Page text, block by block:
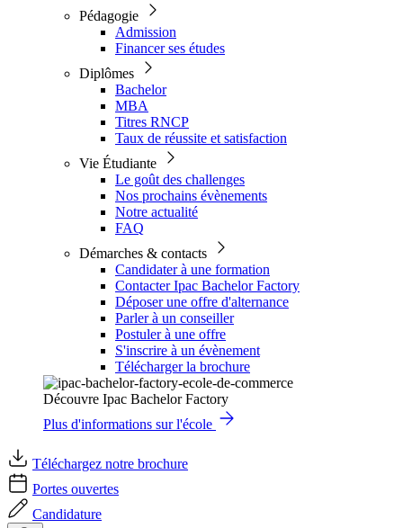
Pédagogie
Admission
Financer ses études
Diplômes
Bachelor
MBA
Titres RNCP
Taux de réussite et satisfaction
Vie Étudiante
Le goût des challenges
Nos prochains évènements
Notre actualité
FAQ
Démarches & contacts
Candidater à une formation
Contacter Ipac Bachelor Factory
Déposer une offre d'alternance
Parler à un conseiller
Postuler à une offre
S'inscrire à un évènement
Télécharger la brochure
Découvre Ipac Bachelor Factory
Plus d'informations sur l'école
Téléchargez notre brochure
Portes ouvertes
Candidature